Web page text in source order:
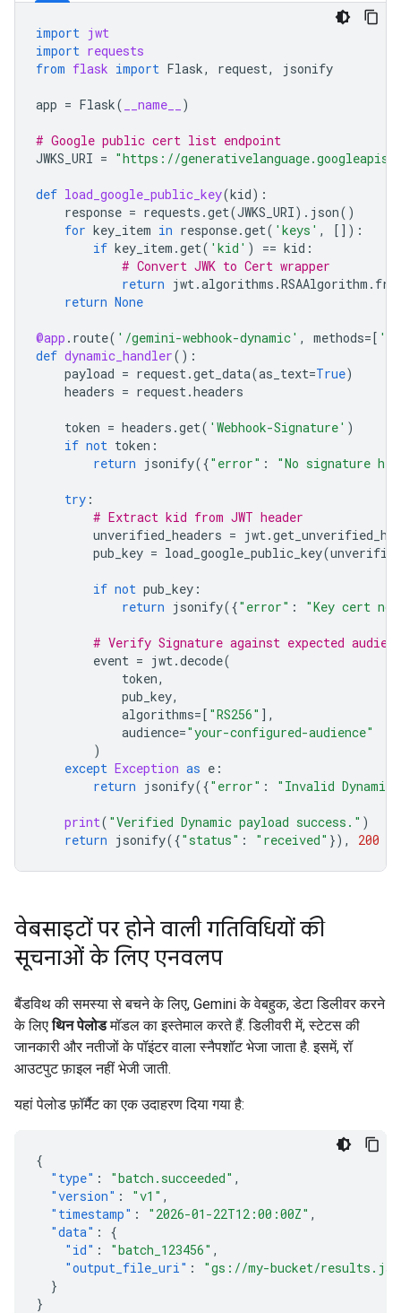
import jwt
import requests
from flask import Flask, request, jsonify
app = Flask( __name__ )
# Google public cert list endpoint
JWKS_URI = "https://
def load_google_public_key(kid):
response = requests .get(JWKS_URI) . json()
for key_item in response.get( 'keys' ,
[]):
if key_item .get( 'kid' ) == kid :
# Convert JWK to Cert wrapper
return jwt.algorithms .RSAAlgorithm .
return None
@app . route( '/gemini-webhook-dynamic' , methods=[
def dynamic_handler():
payload = request.get_data(as_text=True)
headers = request.headers
token = headers .get( 'Webhook-Signature' )
if not token :
return jsonify({"error" : "No signature
try :
# Extract kid from JWT header
unverified_headers = jwt.
pub_key = load_google_public_key(
if not pub_key :
return jsonify({"error" : "Key cert
# Verify Signature against expected
event = jwt.decode(
token,
pub_key,
algorithms=[ "RS256" ],
audience="your-configured-audience"
)
except Exception as e :
return jsonify({"error" : "Invalid
print( "Verified Dynamic payload success." )
return jsonify({"status" : "received" }), 200
वेबसाइटों पर होने वाली गतिविधियों की
सूचनाओं के लिए एनवलप
बैंडविथ की समस्या से बचने के लिए, Gemini के वेबहुक, डेटा डिलीवर करने
के लिएथिन पेलोडमॉडल का इस्तेमाल करते हैं. डिलीवरी में, स्टेटस की
जानकारी और नतीजों के पॉइंटर वाला स्नैपशॉट भेजा जाता है. इसमें, रॉ
आउटपुट फ़ाइल नहीं भेजी जाती.
यहां पेलोड फ़ॉर्मैट का एक उदाहरण दिया गया है:
{
"type" : "batch.succeeded" ,
"version" : "v1" ,
"timestamp" : "2026-01-22T12:00:00Z" ,
"data" :
{
"id" : "batch_123456" ,
"output_file_uri" :
"gs://my-bucket/
}
}